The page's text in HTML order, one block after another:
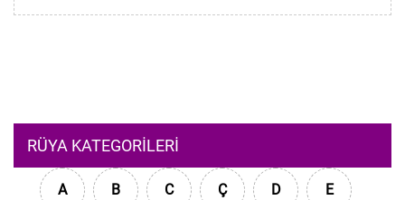
RÜYA KATEGORILERI
A B C Ç D E